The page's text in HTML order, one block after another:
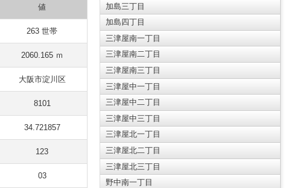
値
263 世帯
2060.165 ｍ
大阪市淀川区
8101
34.721857
123
03
加島三丁目
加島四丁目
三津屋南一丁目
三津屋南二丁目
三津屋南三丁目
三津屋中一丁目
三津屋中二丁目
三津屋中三丁目
三津屋北一丁目
三津屋北二丁目
三津屋北三丁目
野中南一丁目